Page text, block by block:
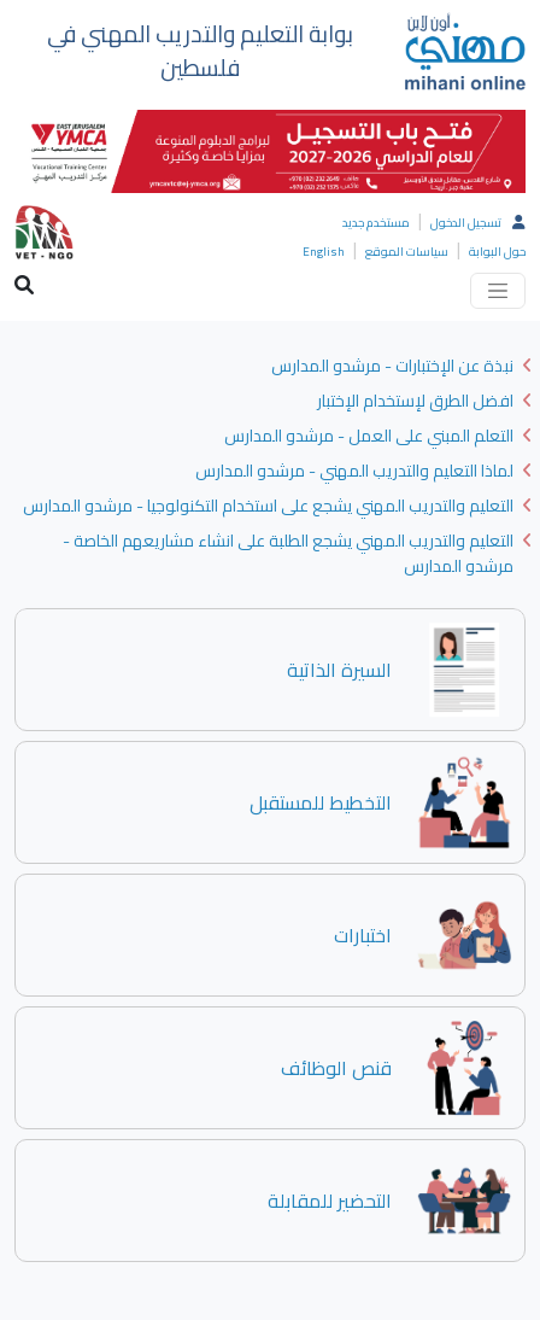
بوابة التعليم والتدريب المهني في
فلسطين
تسجيل الدخول | مستخدم جديد
حول البوابة | سياسات الموقع |
English
نبذة عن الإختبارات - مرشدو المدارس
افضل الطرق لإستخدام الإختبار
التعلم المبني على العمل - مرشدو المدارس
لماذا التعليم والتدريب المهني - مرشدو المدارس
التعليم والتدريب المهني يشجع على استخدام التكنولوجيا - مرشدو المدارس
التعليم والتدريب المهني يشجع الطلبة على انشاء مشاريعهم الخاصة -
مرشدو المدارس
السيرة الذاتية
التخطيط للمستقبل
اختبارات
قنص الوظائف
التحضير للمقابلة